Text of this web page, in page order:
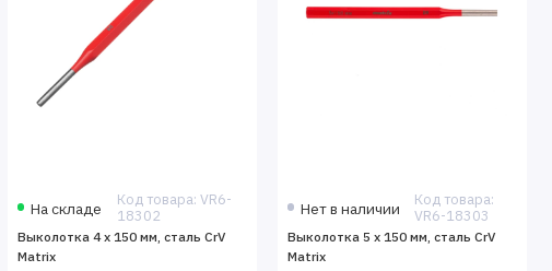
На складе
Код товара: VR6-
18302
Выколотка 4 x 150 мм, сталь CrV
Matrix
Нет в наличии
Код товара:
VR6-18303
Выколотка 5 x 150 мм, сталь CrV
Matrix